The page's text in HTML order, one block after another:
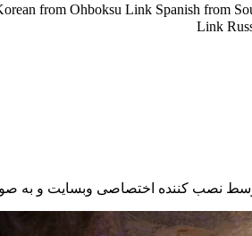
from Ohboksu Link Spanish from
Link